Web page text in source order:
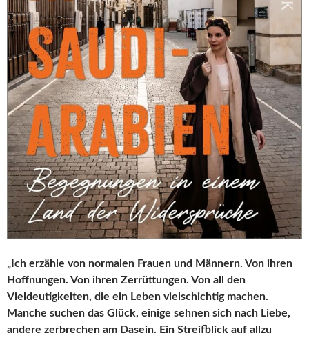
„Ich erzähle von normalen Frauen und Männern. Von ihren
Hoffnungen. Von ihren Zerrüttungen. Von all den
Vieldeutigkeiten, die ein Leben vielschichtig machen.
Manche suchen das Glück, einige sehnen sich nach Liebe,
andere zerbrechen am Dasein. Ein Streifblick auf allzu